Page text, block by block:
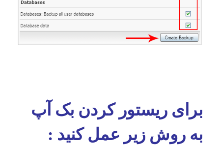
برای ریستور کردن بک آپ
به روش زیر عمل کنید :